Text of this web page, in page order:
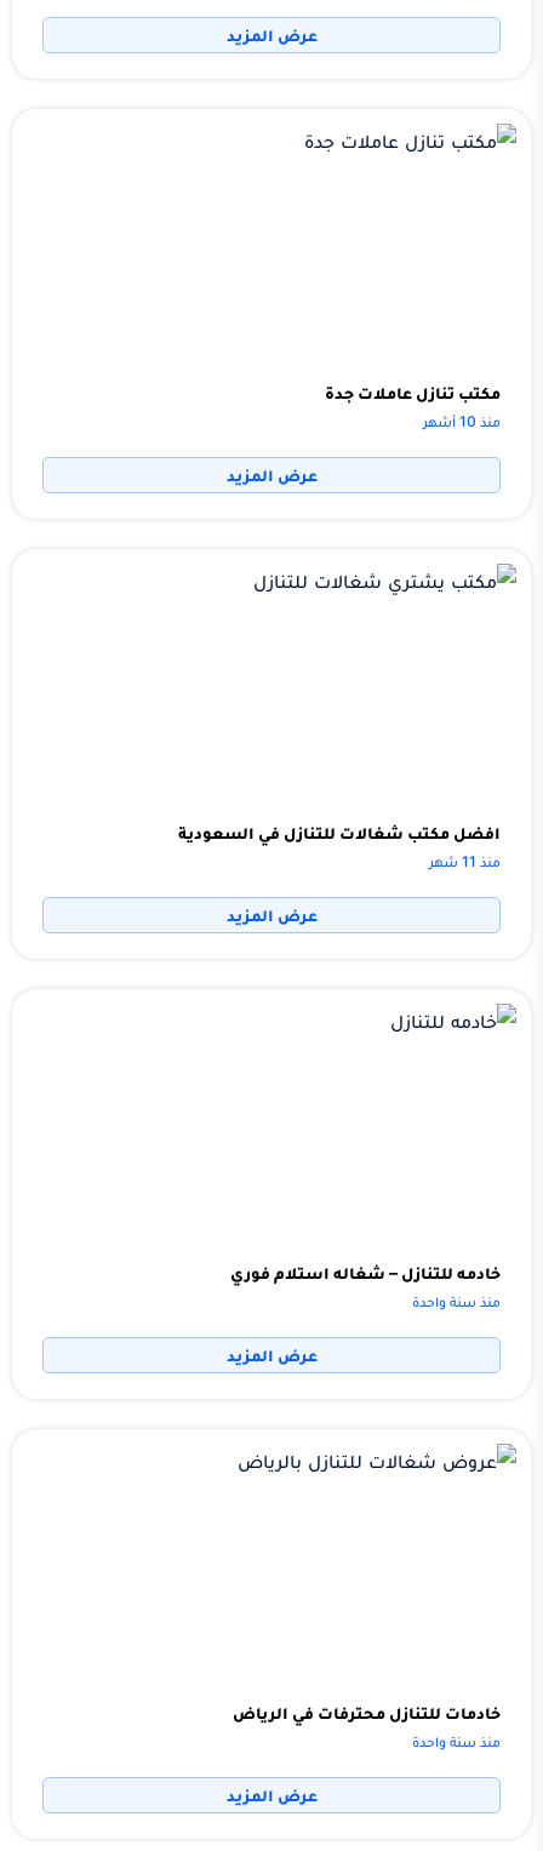
عرض المزيد
مكتب تنازل عاملات جدة
منذ 10 أشهر
عرض المزيد
افضل مكتب شغالات للتنازل في السعودية
منذ 11 شهر
عرض المزيد
خادمه للتنازل – شغاله استلام فوري
منذ سنة واحدة
عرض المزيد
خادمات للتنازل محترفات في الرياض
منذ سنة واحدة
عرض المزيد